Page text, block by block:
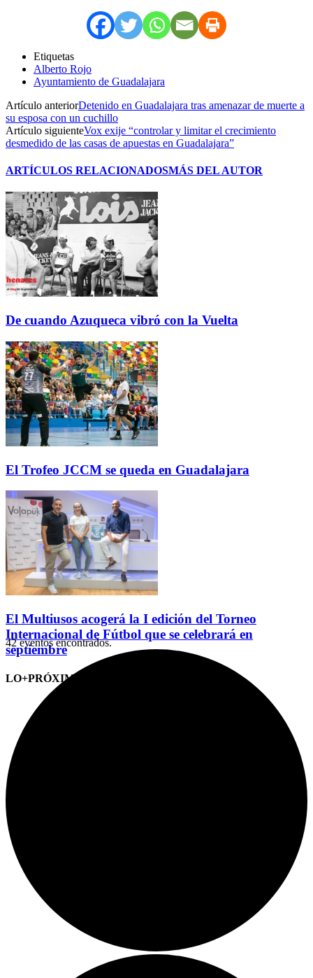
Etiquetas
Alberto Rojo
Ayuntamiento de Guadalajara
Artículo anteriorDetenido en Guadalajara tras amenazar de muerte a
su esposa con un cuchillo
Artículo siguienteVox exije “controlar y limitar el crecimiento
desmedido de las casas de apuestas en Guadalajara”
ARTÍCULOS RELACIONADOSMÁS DEL AUTOR
De cuando Azuqueca vibró con la Vuelta
El Trofeo JCCM se queda en Guadalajara
El Multiusos acogerá la I edición del Torneo
Internacional de Fútbol que se celebrará en
septiembre
LO+PRÓXIMO (CITAS)
42 eventos encontrados.